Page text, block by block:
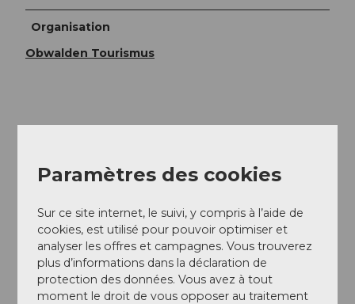
Organisation
Obwalden Tourismus
Evénement
A voir
Excursions
Paramètres des cookies
Sur ce site internet, le suivi, y compris à l’aide de
cookies, est utilisé pour pouvoir optimiser et
analyser les offres et campagnes. Vous trouverez
plus d’informations dans la déclaration de
protection des données. Vous avez à tout
moment le droit de vous opposer au traitement